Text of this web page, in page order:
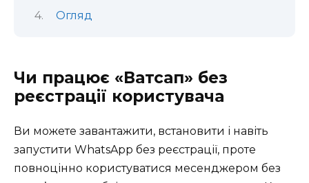
Огляд
Чи працює «Ватсап» без
реєстрації користувача
Ви можете завантажити, встановити і навіть
запустити WhatsApp без реєстрації, проте
повноцінно користуватися месенджером без